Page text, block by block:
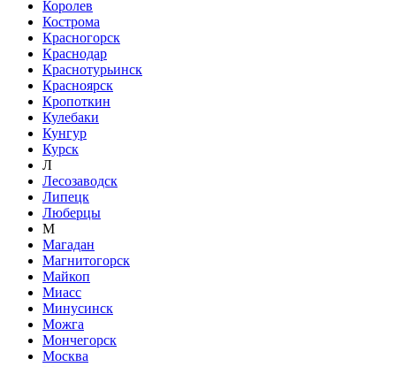
Королев
Кострома
Красногорск
Краснодар
Краснотурьинск
Красноярск
Кропоткин
Кулебаки
Кунгур
Курск
Л
Лесозаводск
Липецк
Люберцы
М
Магадан
Магнитогорск
Майкоп
Миасс
Минусинск
Можга
Мончегорск
Москва